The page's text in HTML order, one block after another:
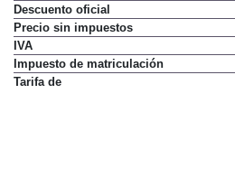
Descuento oficial
Precio sin impuestos
IVA
Impuesto de matriculación
Tarifa de